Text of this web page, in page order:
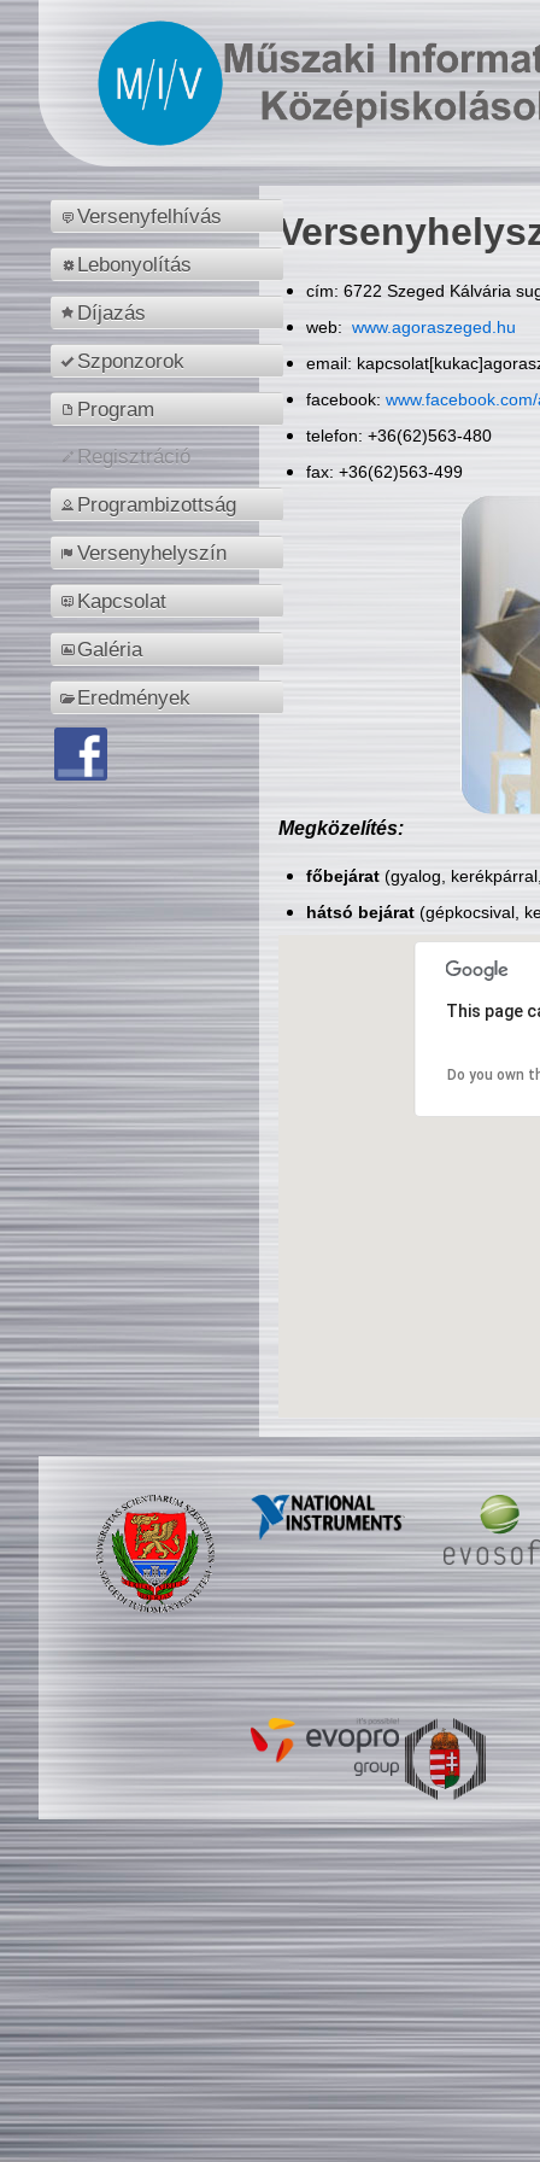
Versenyfelhívás
Lebonyolítás
Díjazás
Szponzorok
Program
Regisztráció
Programbizottság
Versenyhelyszín
Kapcsolat
Galéria
Eredmények
cím: 6722 Szeged Kálvária
web: www.agoraszeged.hu
email:
facebook:
telefon: +36(62)563-480
fax: +36(62)563-499
Megközelítés:
főbejárat(gyalog,
hátsó bejárat(gépkocsival,
This page
Do you own